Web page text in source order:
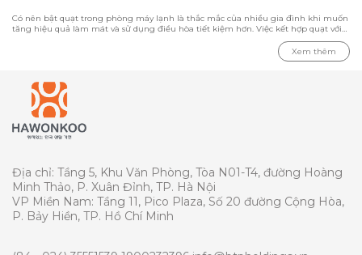
Có nên bật quạt trong phòng máy lạnh là thắc mắc của nhiều gia đình khi muốn
tăng hiệu quả làm mát và sử dụng điều hòa tiết kiệm hơn. Việc kết hợp quạt với
máy lạnh có thể giúp luồng khí lạnh phân bổ đều hơn, nhưng cần sử dụng đúng
cách để tránh gây cảm giác khó chịu. Trong bài viết này cùng Hawonkoo tìm hiểu
ưu nhược điểm khi bật quạt cùng điều hòa, loại quạt phù hợp cho phòng máy
Xem thêm
Địa chỉ: Tầng 5, Khu Văn Phòng, Tòa N01-T4, đường Hoàng
Minh Thảo, P. Xuân Đỉnh, TP. Hà Nội
VP Miền Nam: Tầng 11, Pico Plaza, Số 20 đường Cộng Hòa,
P. Bảy Hiền, TP. Hồ Chí Minh